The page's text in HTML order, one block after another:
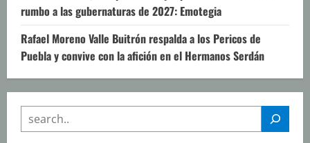
rumbo a las gubernaturas de 2027: Emotegia
Rafael Moreno Valle Buitrón respalda a los Pericos de
Puebla y convive con la afición en el Hermanos Serdán
SEARCH